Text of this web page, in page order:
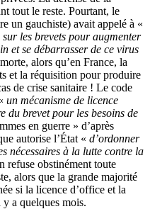
tout le reste. Pourtant, le
un gauchiste) avait appelé à «
les brevets pour augmenter
et se débarrasser de ce virus
alors qu’en France, la
et la réquisition pour produire
de crise sanitaire ! Le code
un mécanisme de licence
du brevet pour les besoins de
en guerre » d’après
autorise l’État « d’ordonner
nécessaires à la lutte contre la
refuse obstinément toute
alors que la grande majorité
si la licence d’office et la
a quelques mois.